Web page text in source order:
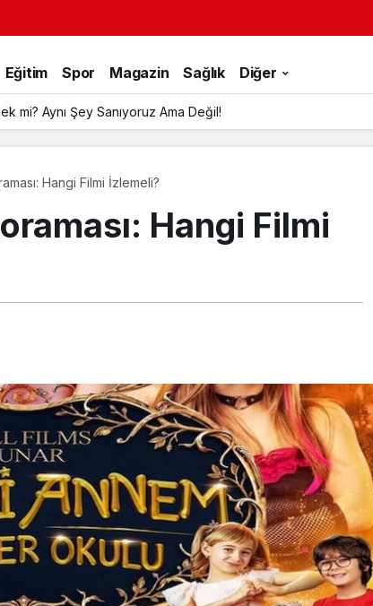
Eğitim Spor Magazin Sağlık Diğer
mi? Aynı Şey Sanıyoruz Ama Değil!
Hangi Filmi İzlemeli?
Hangi Filmi